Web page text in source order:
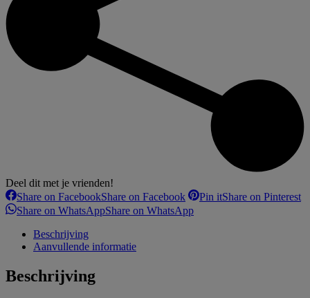
Deel dit met je vrienden!
Share on FacebookShare on Facebook Pin itShare on Pinterest
Share on WhatsAppShare on WhatsApp
Beschrijving
Aanvullende informatie
Beschrijving